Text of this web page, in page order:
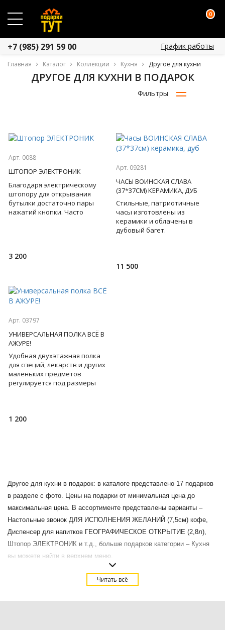
0
+7 (985) 291 59 00 График работы
Главная Каталог Коллекции Кухня Другое для кухни
ДРУГОЕ ДЛЯ КУХНИ В ПОДАРОК
Фильтры
Арт. 0088
ШТОПОР ЭЛЕКТРОНИК
Благодаря электрическому
штопору для открывания
бутылки достаточно пары
нажатий кнопки. Часто
3 200
Арт. 09281
ЧАСЫ ВОИНСКАЯ СЛАВА
(37*37СМ) КЕРАМИКА, ДУБ
Стильные, патриотичные
часы изготовлены из
керамики и облачены в
дубовый багет.
11 500
Арт. 03797
УНИВЕРСАЛЬНАЯ ПОЛКА ВСЁ В
АЖУРЕ!
Удобная двухэтажная полка
для специй, лекарств и других
маленьких предметов
регулируется под размеры
1 200
Другое для кухни в подарок: в каталоге представлено 17 подарков
в разделе с фото. Цены на подарки от минимальная цена до
максимальная цена. В ассортименте представлены варианты –
Настольные звонок ДЛЯ ИСПОЛНЕНИЯ ЖЕЛАНИЙ (7,5см) кофе,
Диспенсер для напитков ГЕОГРАФИЧЕСКОЕ ОТКРЫТИЕ (2,8л),
Штопор ЭЛЕКТРОНИК и т.д., больше подарков категории – Кухня
вы можете найти в верхнем меню.
Купить Другое для кухни в подарок в Москве с доставкой.
Читать всё